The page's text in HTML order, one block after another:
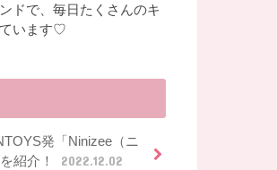
ドで、毎日たくさんのキ
います♡
発「Ninizee（ニ
紹介！
2022.12.02